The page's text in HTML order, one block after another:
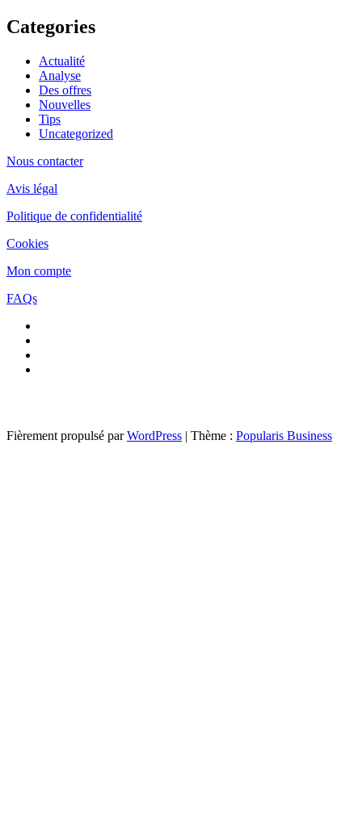
Categories
Actualité
Analyse
Des offres
Nouvelles
Tips
Uncategorized
Nous contacter
Avis légal
Politique de confidentialité
Cookies
Mon compte
FAQs
Fièrement propulsé parWordPress | Thème : Popularis Business